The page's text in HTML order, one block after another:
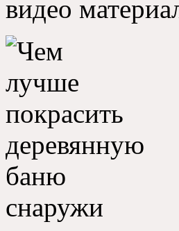
видео